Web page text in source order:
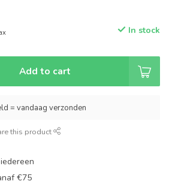
In stock
Add to cart
= vandaag verzonden
this product
€75